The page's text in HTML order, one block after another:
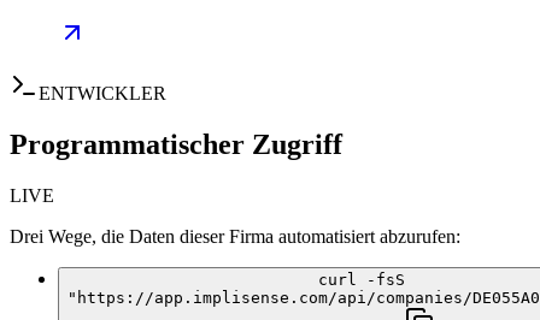
ENTWICKLER
Programmatischer Zugriff
LIVE
Drei Wege, die Daten dieser Firma automatisiert abzurufen:
curl -fsS
"https://app.implisense.com/api/companies/